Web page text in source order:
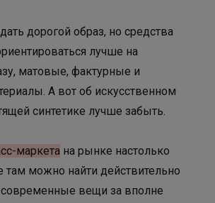
дорогой образ, но средства
лучше на
матовые, фактурные и
А вот об искусственном
синтетике лучше забыть.
маркета на рынке настолько
там можно найти действительно
вещи за вполне